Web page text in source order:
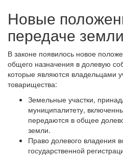
Новые
передаче земли
В законе появилось новое
общего назначения в долевую
которые являются владельцами
товарищества:
Земельные участки,
муниципалитету,
передаются в общее
земли.
Право долевого владения
государственной